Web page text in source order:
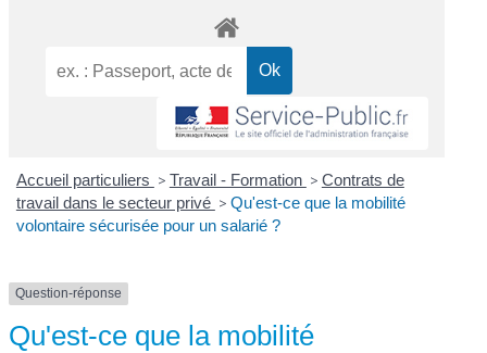
Accueil particuliers > Travail - Formation > Contrats de
travail dans le secteur privé > Qu'est-ce que la mobilité
volontaire sécurisée pour un salarié ?
Question-réponse
Qu'est-ce que la mobilité